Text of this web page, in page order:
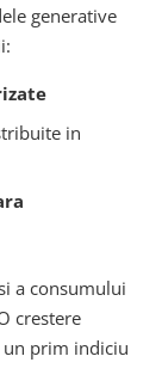
generative
in
a consumului
crestere
un prim indiciu